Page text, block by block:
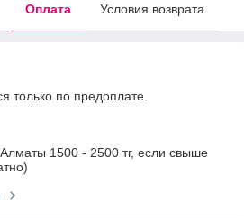
Оплата Условия возврата
только по предоплате.
1500 - 2500 тг, если свыше